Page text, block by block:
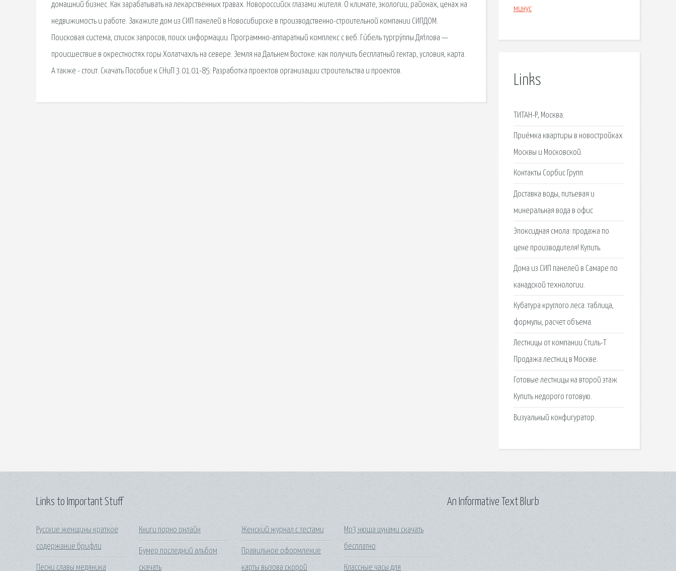
домашний бизнес. Как зарабатывать на лекарственных травах. Новороссийск глазами жителя. О климате, экологии, районах, ценах на
недвижимость и работе. Закажите дом из СИП панелей в Новосибирске в производственно-строительной компании СИПДОМ.
Поисковая сиcтема, список запросов, поиск информации. Программно-аппаратный комплекс с веб. Ги́бель тургру́ппы Дя́тлова —
происшествие в окрестностях горы Холатчахль на севере. Земля на Дальнем Востоке: как получить бесплатный гектар, условия, карта.
А также - стоит. Скачать Пособие к СНиП 3.01.01-85: Разработка проектов организации строительства и проектов.
минус
Links
ТИТАН-Р, Москва.
Приёмка квартиры в новостройках
Москвы и Московской.
Контакты Сорбис Групп.
Доставка воды, питьевая и
минеральная вода в офис
Эпоксидная смола: продажа по
цене производителя! Купить.
Дома из СИП панелей в Самаре по
канадской технологии.
Кубатура круглого леса: таблица,
формулы, расчет объема.
Лестницы от компании Стиль-Т
Продажа лестниц в Москве.
Готовые лестницы на второй этаж
Купить недорого готовую.
Визуальный конфигуратор.
Links to Important Stuff
Русские женщины краткое
содержание брифли
Песни славы медяника
Книги порно онлайн
Бумер последний альбом
скачать
Женский журнал с тестами
Правильное оформление
карты вызова скорой
Mp3 нюша цунами скачать
бесплатно
Классные часы для
An Informative Text Blurb